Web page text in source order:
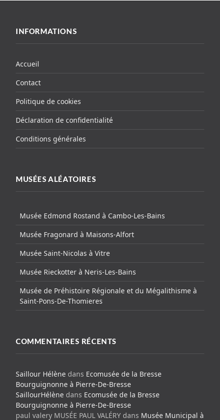
INFORMATIONS
Accueil
Contact
Politique de cookies
Déclaration de confidentialité
Conditions générales
MUSÉES ALÉATOIRES
Musée Edmond Rostand à Cambo-Les-Bains
Musée Fragonard à Maisons-Alfort
Musée Saint-Nicolas à Vitre
Musée Rieckotter à Neris-Les-Bains
Musée de Préhistoire Régionale et du Mégalithisme à
Saint-Pons-De-Thomieres
COMMENTAIRES RÉCENTS
Saillour Hélène dans Ecomusée de la Bresse
Bourguignonne à Pierre-De-Bresse
SaillourHélène dans Ecomusée de la Bresse
Bourguignonne à Pierre-De-Bresse
paul valery MUSÉE PAUL VALÉRY dans Musée Municipal à